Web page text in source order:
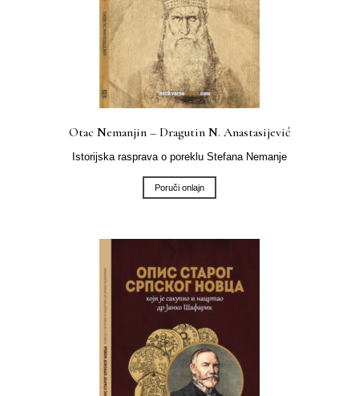
Otac Nemanjin – Dragutin N. Anastasijević
Istorijska rasprava o poreklu Stefana Nemanje
Poruči onlajn